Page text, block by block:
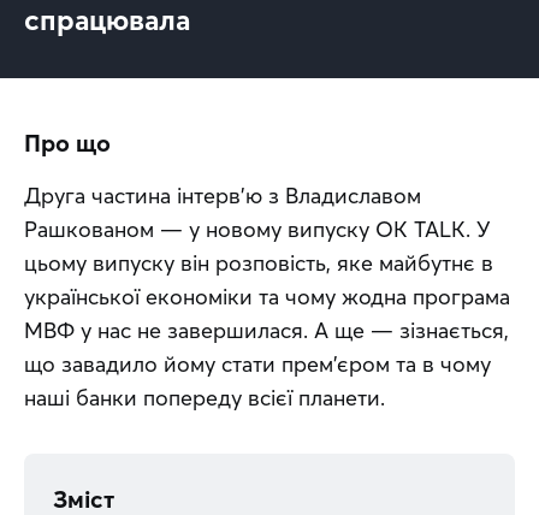
спрацювала
Про що
Друга частина інтерв’ю з Владиславом
Рашкованом — у новому випуску OK TALK. У
цьому випуску він розповість, яке майбутнє в
української економіки та чому жодна програма
МВФ у нас не завершилася. А ще — зізнається,
що завадило йому стати прем’єром та в чому
наші банки попереду всієї планети.
Зміст